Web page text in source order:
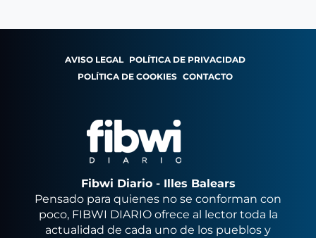
AVISO LEGAL POLÍTICA DE PRIVACIDAD
POLÍTICA DE COOKIES CONTACTO
Fibwi Diario - Illes Balears
Pensado para quienes no se conforman con
poco, FIBWI DIARIO ofrece al lector toda la
actualidad de cada uno de los pueblos y